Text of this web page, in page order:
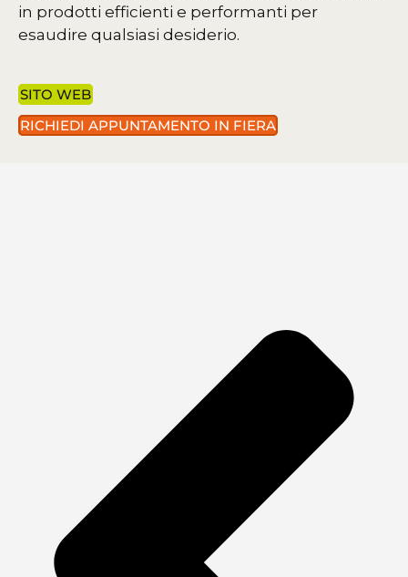
in prodotti efficienti e performanti per
esaudire qualsiasi desiderio.
SITO WEB
RICHIEDI APPUNTAMENTO IN FIERA